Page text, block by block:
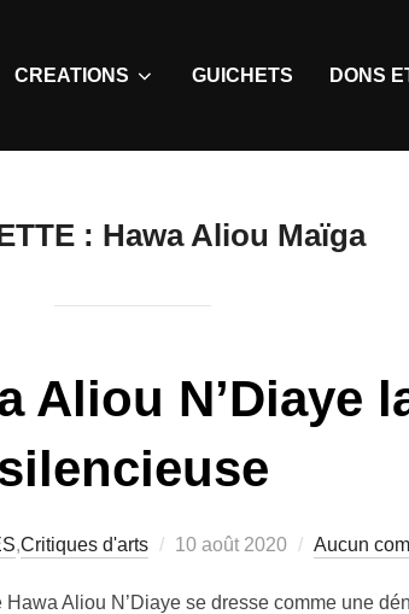
CREATIONS GUICHETS DONS
: Hawa Aliou Maïga
Aliou N’Diaye
,Critiques d'arts 10 août 2020 Aucun
Aliou N’Diaye se dresse comme une